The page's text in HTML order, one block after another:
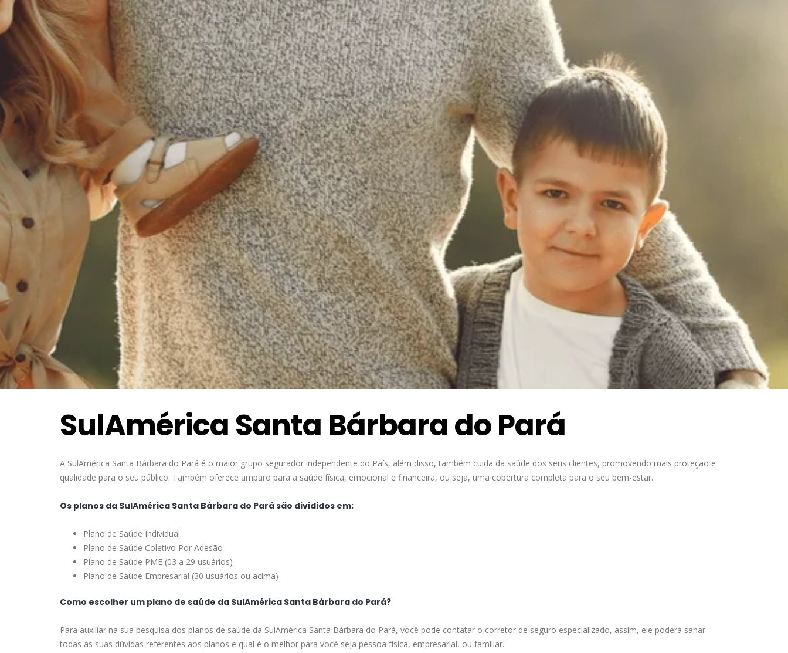
SulAmérica Santa Bárbara do Pará
A SulAmérica Santa Bárbara do Pará é o maior grupo segurador independente do País, além disso, também cuida da saúde dos seus clientes, promovendo mais proteção e
qualidade para o seu público. Também oferece amparo para a saúde física, emocional e financeira, ou seja, uma cobertura completa para o seu bem-estar.
Os planos da SulAmérica Santa Bárbara do Pará são divididos em:
Plano de Saúde Individual
Plano de Saúde Coletivo Por Adesão
Plano de Saúde PME (03 a 29 usuários)
Plano de Saúde Empresarial (30 usuários ou acima)
Como escolher um plano de saúde da SulAmérica Santa Bárbara do Pará?
Para auxiliar na sua pesquisa dos planos de saúde da SulAmérica Santa Bárbara do Pará, você pode contatar o corretor de seguro especializado, assim, ele poderá sanar
todas as suas dúvidas referentes aos planos e qual é o melhor para você seja pessoa física, empresarial, ou familiar.